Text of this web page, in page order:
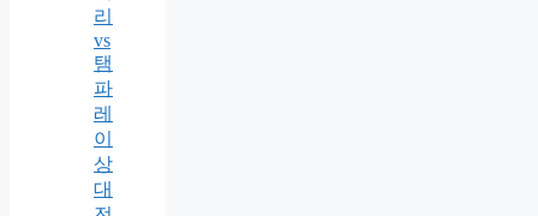
리
vs
탬
파
레
이
상
대